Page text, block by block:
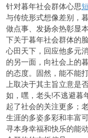
针对暮年社会群体心思
与传统形式想像差别，
做点事、发扬余热彰显
下关于暮年社会群体的
心田天下，回应他多元
的另一面，向社会上的
的态度。固然，能不能
上取决于其主旨立意是
如，嘿，老头!不逃避暮
起了社会的关注更多；
生涯的多姿多彩和丰富
寻本身幸福和快乐的能